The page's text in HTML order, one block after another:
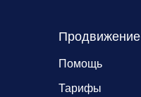
Продвижение
Помощь
Тарифы